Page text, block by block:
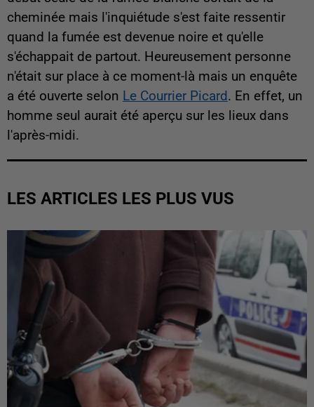
cheminée mais l'inquiétude s'est faite ressentir
quand la fumée est devenue noire et qu'elle
s'échappait de partout. Heureusement personne
n'était sur place à ce moment-là mais un enquête
a été ouverte selon Le Courrier Picard. En effet, un
homme seul aurait été aperçu sur les lieux dans
l'après-midi.
LES ARTICLES LES PLUS VUS